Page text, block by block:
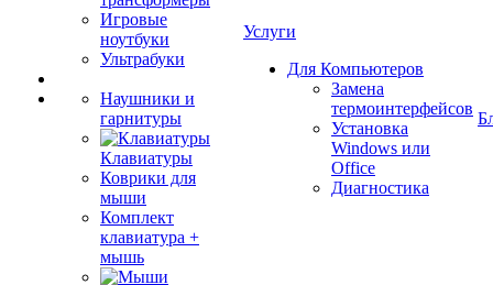
Игровые
ноутбуки
Ультрабуки
Наушники и
гарнитуры
Клавиатуры
Коврики для
мыши
Комплект
клавиатура +
мышь
Услуги
Для Компьютеров
Замена
термоинтерфейсов
Установка
Windows или
Office
Диагностика